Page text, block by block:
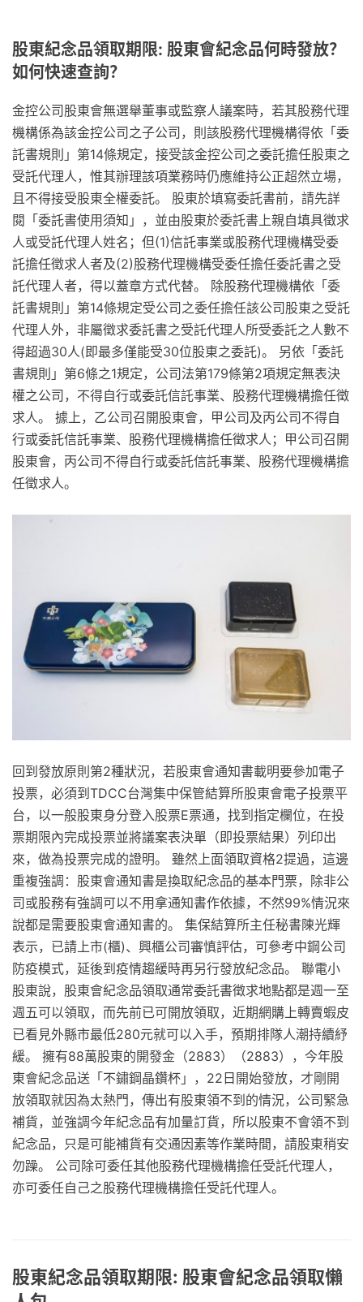
股東紀念品領取期限: 股東會紀念品何時發放？
如何快速查詢？
金控公司股東會無選舉董事或監察人議案時，若其股務代理
機構係為該金控公司之子公司，則該股務代理機構得依「委
託書規則」第14條規定，接受該金控公司之委託擔任股東之
受託代理人，惟其辦理該項業務時仍應維持公正超然立場，
且不得接受股東全權委託。 股東於填寫委託書前，請先詳
閱「委託書使用須知」，並由股東於委託書上親自填具徵求
人或受託代理人姓名；但(1)信託事業或股務代理機構受委
託擔任徵求人者及(2)股務代理機構受委任擔任委託書之受
託代理人者，得以蓋章方式代替。 除股務代理機構依「委
託書規則」第14條規定受公司之委任擔任該公司股東之受託
代理人外，非屬徵求委託書之受託代理人所受委託之人數不
得超過30人(即最多僅能受30位股東之委託)。 另依「委託
書規則」第6條之1規定，公司法第179條第2項規定無表決
權之公司，不得自行或委託信託事業、股務代理機構擔任徵
求人。 據上，乙公司召開股東會，甲公司及丙公司不得自
行或委託信託事業、股務代理機構擔任徵求人；甲公司召開
股東會，丙公司不得自行或委託信託事業、股務代理機構擔
任徵求人。
回到發放原則第2種狀況，若股東會通知書載明要參加電子
投票，必須到TDCC台灣集中保管結算所股東會電子投票平
台，以一般股東身分登入股票E票通，找到指定欄位，在投
票期限內完成投票並將議案表決單（即投票結果）列印出
來，做為投票完成的證明。 雖然上面領取資格2提過，這邊
重複強調：股東會通知書是換取紀念品的基本門票，除非公
司或股務有強調可以不用拿通知書作依據，不然99%情況來
說都是需要股東會通知書的。 集保結算所主任秘書陳光輝
表示，已請上市(櫃)、興櫃公司審慎評估，可參考中鋼公司
防疫模式，延後到疫情趨緩時再另行發放紀念品。 聯電小
股東說，股東會紀念品領取通常委託書徵求地點都是週一至
週五可以領取，而先前已可開放領取，近期網購上轉賣蝦皮
已看見外縣市最低280元就可以入手，預期排隊人潮持續紓
緩。 擁有88萬股東的開發金（2883）（2883），今年股
東會紀念品送「不鏽鋼晶鑽杯」，22日開始發放，才剛開
放領取就因為太熱門，傳出有股東領不到的情況，公司緊急
補貨，並強調今年紀念品有加量訂貨，所以股東不會領不到
紀念品，只是可能補貨有交通因素等作業時間，請股東稍安
勿躁。 公司除可委任其他股務代理機構擔任受託代理人，
亦可委任自己之股務代理機構擔任受託代理人。
股東紀念品領取期限: 股東會紀念品領取懶